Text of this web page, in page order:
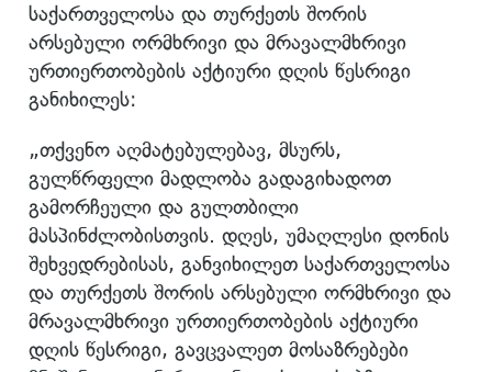
საქართველოსა და თურქეთს შორის
არსებული ორმხრივი და მრავალმხრივი
ურთიერთობების აქტიური დღის წესრიგი
განიხილეს:
„თქვენო აღმატებულებავ, მსურს,
გულწრფელი მადლობა გადაგიხადოთ
გამორჩეული და გულთბილი
მასპინძლობისთვის. დღეს, უმაღლესი დონის
შეხვედრებისას, განვიხილეთ საქართველოსა
და თურქეთს შორის არსებული ორმხრივი და
მრავალმხრივი ურთიერთობების აქტიური
დღის წესრიგი, გავცვალეთ მოსაზრებები